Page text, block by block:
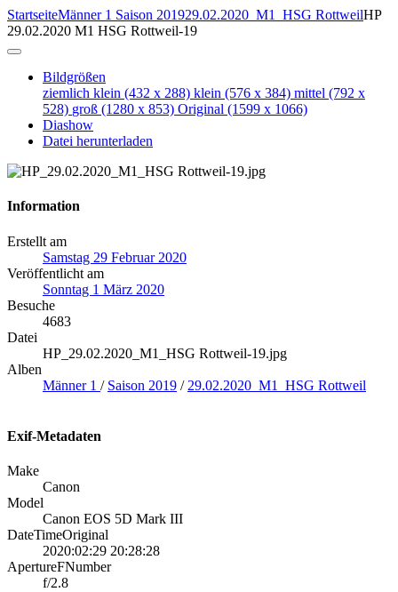
StartseiteMänner 1 Saison 201929.02.2020_M1_HSG RottweilHP
29.02.2020 M1 HSG Rottweil-19
Bildgrößen
ziemlich klein (432 x 288) klein (576 x 384) mittel (792 x
528) groß (1280 x 853) Original (1599 x 1066)
Diashow
Datei herunterladen
Information
Erstellt am
Samstag 29 Februar 2020
Veröffentlicht am
Sonntag 1 März 2020
Besuche
4683
Datei
HP_29.02.2020_M1_HSG Rottweil-19.jpg
Alben
Männer 1 / Saison 2019 / 29.02.2020_M1_HSG Rottweil
Exif-Metadaten
Make
Canon
Model
Canon EOS 5D Mark III
DateTimeOriginal
2020:02:29 20:28:28
ApertureFNumber
f/2.8